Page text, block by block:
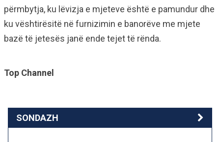
përmbytja, ku lëvizja e mjeteve është e pamundur dhe
ku vështirësitë në furnizimin e banorëve me mjete
bazë të jetesës janë ende tejet të rënda.
Top Channel
SONDAZH